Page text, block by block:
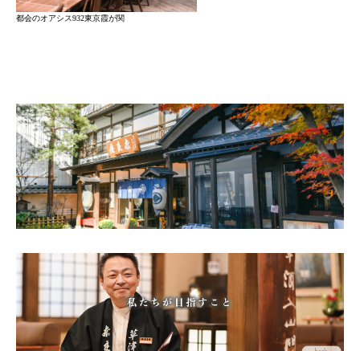
都会のオアシス932東京霞が関